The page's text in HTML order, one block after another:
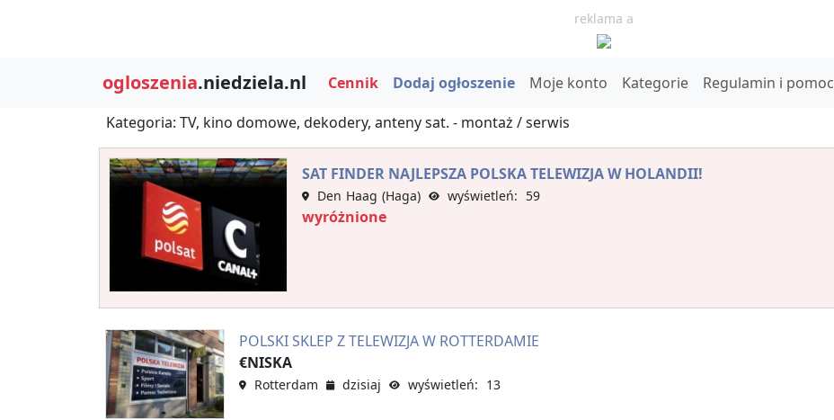
reklama a
ogloszenia.niedziela.nl Cennik Dodaj ogłoszenie Moje konto Kategorie Regulamin i pomoc
Kategoria: TV, kino domowe, dekodery, anteny sat. - montaż / serwis
SAT FINDER NAJLEPSZA POLSKA TELEWIZJA W HOLANDII!
Den Haag (Haga) wyświetleń: 59
wyróżnione
POLSKI SKLEP Z TELEWIZJA W ROTTERDAMIE
€NISKA
Rotterdam dzisiaj wyświetleń: 13